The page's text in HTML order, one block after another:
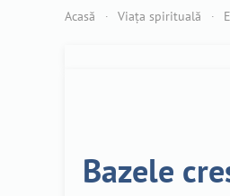
Acasă Viața spirituală
Bazele